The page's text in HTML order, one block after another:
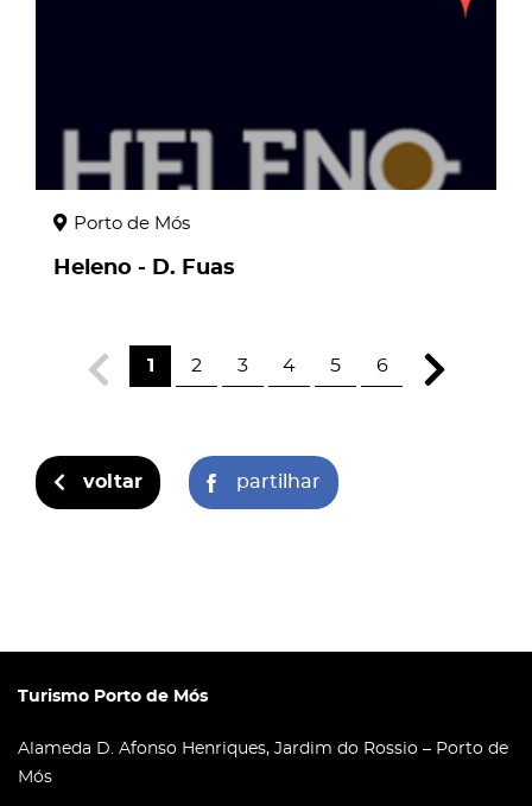
Porto de Mós
Heleno - D. Fuas
1 2 3 4 5 6
voltar partilhar
Turismo Porto de Mós
Alameda D. Afonso Henriques, Jardim do Rossio – Porto de
Mós